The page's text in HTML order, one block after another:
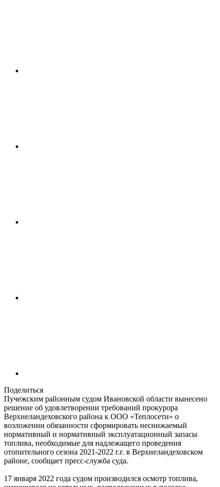
Поделиться
Пучежским районным судом Ивановской области вынесено
решение об удовлетворении требований прокурора
Верхнеландеховского района к ООО «Теплосети» о
возложении обязанности сформировать неснижаемый
нормативный и нормативный эксплуатационный запасы
топлива, необходимые для надлежащего проведения
отопительного сезона 2021-2022 г.г. в Верхнеландеховском
районе, сообщает пресс-служба суда.
17 января 2022 года судом производился осмотр топлива,